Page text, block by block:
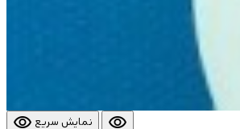
visibility نمایش سریع visibility